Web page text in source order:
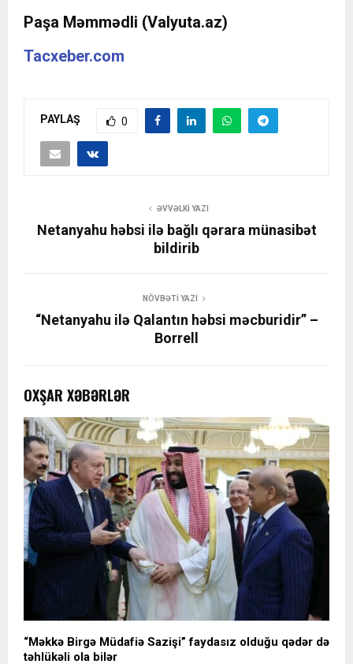
Paşa Məmmədli (Valyuta.az)
Tacxeber.com
PAYLAŞ 0
ƏVVƏLKI YAZI
Netanyahu həbsi ilə bağlı qərara münasibət
bildirib
NÖVBƏTI YAZI
“Netanyahu ilə Qalantın həbsi məcburidir” –
Borrell
OXŞAR XƏBƏRLƏR
“Məkkə Birgə Müdafiə Sazişi” faydasız olduğu qədər də
təhlükəli ola bilər